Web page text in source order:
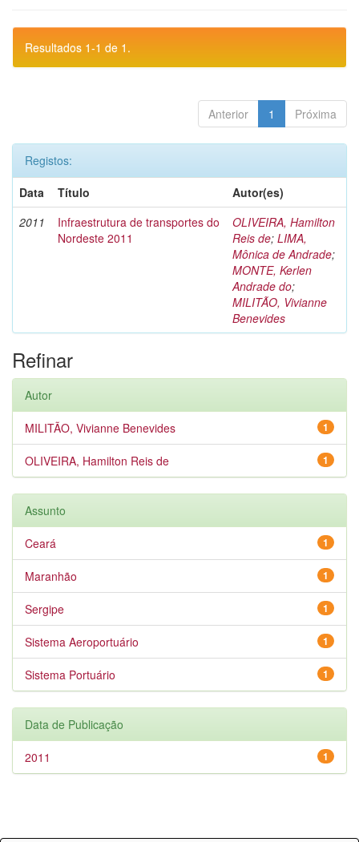
Resultados 1-1 de 1.
Anterior 1 Próxima
Registos:
Data
Título
Autor(es)
2011
Infraestrutura de transportes do
Nordeste 2011
OLIVEIRA, Hamilton
Reis de; LIMA,
Mônica de Andrade;
MONTE, Kerlen
Andrade do;
MILITÃO, Vivianne
Benevides
Refinar
Autor
1
MILITÃO, Vivianne Benevides
1
OLIVEIRA, Hamilton Reis de
Assunto
1
Ceará
1
Maranhão
1
Sergipe
1
Sistema Aeroportuário
1
Sistema Portuário
Data de Publicação
1
2011